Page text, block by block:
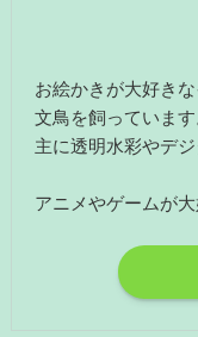
お絵かきが大好き
文鳥を飼っています
主に透明水彩やデ
アニメやゲームが